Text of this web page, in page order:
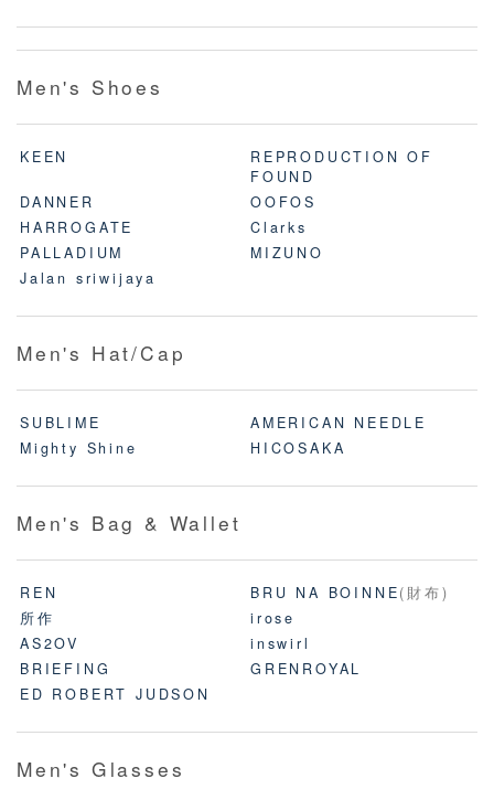
Men's Shoes
KEEN
REPRODUCTION OF
FOUND
DANNER
OOFOS
HARROGATE
Clarks
PALLADIUM
MIZUNO
Jalan sriwijaya
Men's Hat/Cap
SUBLIME
AMERICAN NEEDLE
Mighty Shine
HICOSAKA
Men's Bag & Wallet
REN BRU NA BOINNE(財布)
所作
irose
AS2OV
inswirl
BRIEFING
GRENROYAL
ED ROBERT JUDSON
Men's Glasses